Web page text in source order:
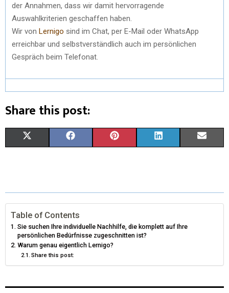
der Annahmen, dass wir damit hervorragende
Auswahlkriterien geschaffen haben.
Wir von Lernigo sind im Chat, per E-Mail oder WhatsApp
erreichbar und selbstverständlich auch im persönlichen
Gespräch beim Telefonat.
Share this post:
W
T
T
E
R
E
O
O
K
T
R
S
T
K
D
N
I
Table of Contents
Sie suchen Ihre individuelle Nachhilfe, die komplett auf Ihre
persönlichen Bedürfnisse zugeschnitten ist?
Warum genau eigentlich Lernigo?
Share this post: